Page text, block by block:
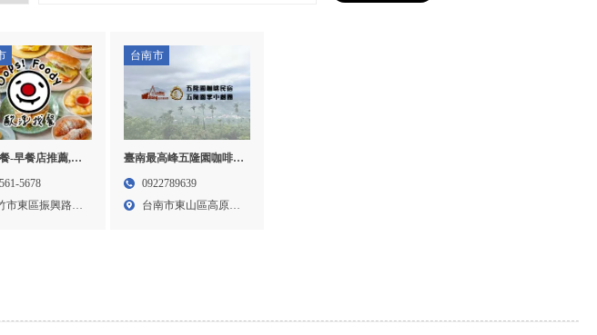
-早餐店推薦,早
,早午餐推薦,早
餐店加盟
5678
市東區振興路83
台南市
臺南最高峰五隆園咖啡民
宿/掌中劇團
0922789639
台南市東山區高原里